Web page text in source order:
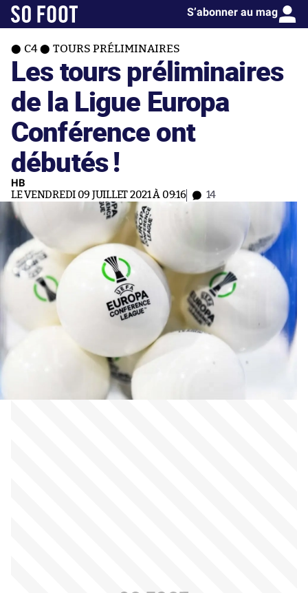
S’abonner au mag
C4 TOURS PRÉLIMINAIRES
Les tours préliminaires
de la Ligue Europa
Conférence ont
débutés !
HB
LE VENDREDI 09 JUILLET 2021 À 09:16 14